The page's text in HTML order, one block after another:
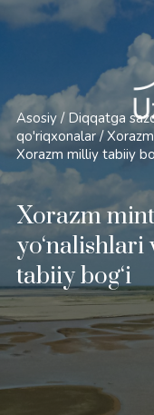
Xavfsizlik va
Asosiy / Diqqatga
qo'riqxonalar /
Xorazm milliy tabiiy
Xorazm
tabiiy bog‘i